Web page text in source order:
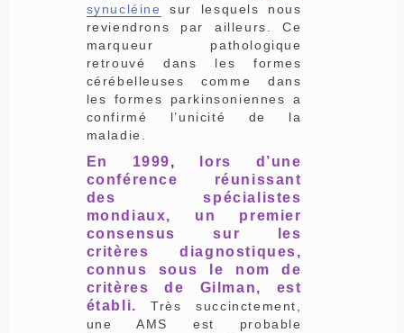
synucléine
sur lesquels nous
reviendrons par ailleurs. Ce
marqueur pathologique
retrouvé dans les formes
cérébelleuses comme dans
les formes parkin­soniennes a
confirmé l’unicité de la
maladie.
En 1999,
lors d’une
conférence réunissant
des spécialistes
mondiaux, un premier
consensus sur les
critères diagnostiques,
connus sous le nom de
critères de Gilman, est
établi.
Très succinctement,
une AMS est probable